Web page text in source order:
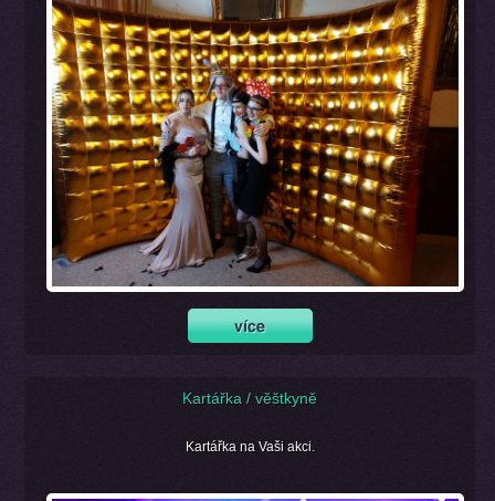
Kartářka / věštkyně
Kartářka na Vaši akci.